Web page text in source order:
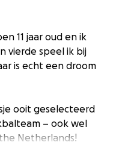
11 jaar oud en ik
vierde speel ik bij
is echt een droom
ooit geselecteerd
– ook wel
Netherlands!
ons voor op het